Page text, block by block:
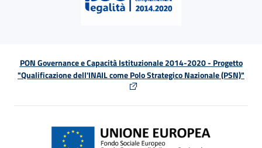
PON Governance e Capacità Istituzionale 2014-2020 - Progetto
"Qualificazione dell'INAIL come Polo Strategico Nazionale (PSN)"